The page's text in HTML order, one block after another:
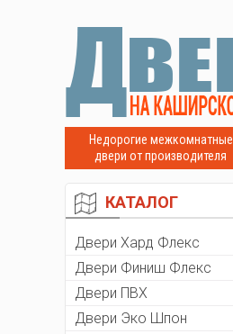
Недорогие межкомнатные
двери от производителя
КАТАЛОГ
Двери Хард Флекс
Двери Финиш Флекс
Двери ПВХ
Двери Эко Шпон